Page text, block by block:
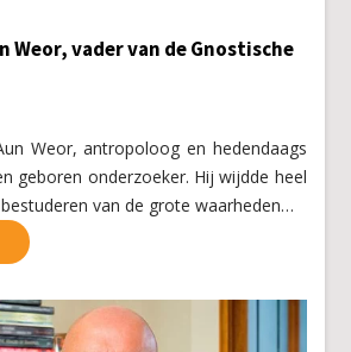
Weor, vader van de Gnostische
Weor, antropoloog en hedendaags
geboren onderzoeker. Hij wijdde heel
van de grote waarheden…